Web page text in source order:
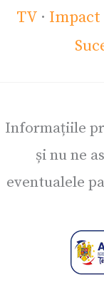
TV · Impact
Informațiile
și nu ne
eventualele